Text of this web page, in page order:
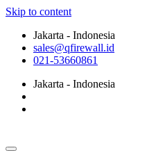
Skip to content
Jakarta - Indonesia
sales@qfirewall.id
021-53660861
Jakarta - Indonesia